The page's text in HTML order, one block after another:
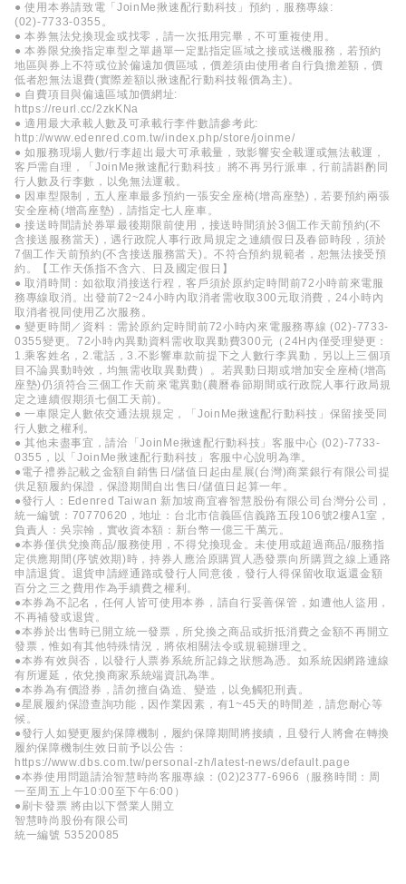
● 使用本券請致電「JoinMe揪速配行動科技」預約，服務專線:
(02)-7733-0355。
● 本券無法兌換現金或找零，請一次抵用完畢，不可重複使用。
● 本券限兌換指定車型之單趟單一定點指定區域之接或送機服務，若預約
地區與券上不符或位於偏遠加價區域，價差須由使用者自行負擔差額，價
低者恕無法退費(實際差額以揪速配行動科技報價為主)。
● 自費項目與偏遠區域加價網址:
https://reurl.cc/2zkKNa
● 適用最大承載人數及可承載行李件數請參考此:
http://www.edenred.com.tw/index.php/store/joinme/
● 如服務現場人數/行李超出最大可承載量，致影響安全載運或無法載運，
客戶需自理，「JoinMe揪速配行動科技」將不再另行派車，行前請斟酌同
行人數及行李數，以免無法運載。
● 因車型限制，五人座車最多預約一張安全座椅(增高座墊)，若要預約兩張
安全座椅(增高座墊)，請指定七人座車。
● 接送時間請於券單最後期限前使用，接送時間須於3個工作天前預約(不
含接送服務當天)，遇行政院人事行政局規定之連續假日及春節時段，須於
7個工作天前預約(不含接送服務當天)。不符合預約規範者，恕無法接受預
約。【工作天係指不含六、日及國定假日】
● 取消時間：如欲取消接送行程，客戶須於原約定時間前72小時前來電服
務專線取消。出發前72~24小時內取消者需收取300元取消費，24小時內
取消者視同使用乙次服務。
● 變更時間／資料：需於原約定時間前72小時內來電服務專線 (02)-7733-
0355變更。72小時內異動資料需收取異動費300元（24H內僅受理變更：
1.乘客姓名，2.電話，3.不影響車款前提下之人數行李異動，另以上三個項
目不論異動時效，均無需收取異動費）。若異動日期或增加安全座椅(增高
座墊)仍須符合三個工作天前來電異動(農曆春節期間或行政院人事行政局規
定之連續假期須七個工天前)。
● 一車限定人數依交通法規規定，「JoinMe揪速配行動科技」保留接受同
行人數之權利。
● 其他未盡事宜，請洽「JoinMe揪速配行動科技」客服中心 (02)-7733-
0355，以「JoinMe揪速配行動科技」客服中心說明為準。
●電子禮券記載之金額自銷售日/儲值日起由星展(台灣)商業銀行有限公司提
供足額履約保證，保證期間自出售日/儲值日起算一年。
●發行人：Edenred Taiwan 新加坡商宜睿智慧股份有限公司台灣分公司，
統一編號：70770620，地址：台北市信義區信義路五段106號2樓A1室，
負責人：吳宗翰，實收資本額：新台幣一億三千萬元。
●本券僅供兌換商品/服務使用，不得兌換現金。未使用或超過商品/服務指
定供應期間(序號效期)時，持券人應洽原購買人憑發票向所購買之線上通路
申請退貨。退貨申請經通路或發行人同意後，發行人得保留收取返還金額
百分之三之費用作為手續費之權利。
●本券為不記名，任何人皆可使用本券，請自行妥善保管，如遭他人盜用，
不再補發或退貨。
●本券於出售時已開立統一發票，所兌換之商品或折抵消費之金額不再開立
發票，惟如有其他特殊情況，將依相關法令或規範辦理之。
●本券有效與否，以發行人票券系統所記錄之狀態為憑。如系統因網路連線
有所遲延，依兌換商家系統端資訊為準。
●本券為有價證券，請勿擅自偽造、變造，以免觸犯刑責。
●星展履約保證查詢功能，因作業因素，有1~45天的時間差，請您耐心等
候。
●發行人如變更履約保障機制，履約保障期間將接續，且發行人將會在轉換
履約保障機制生效日前予以公告：
https://www.dbs.com.tw/personal-zh/latest-news/default.page
●本券使用問題請洽智慧時尚客服專線：(02)2377-6966（服務時間：周
一至周五上午10:00至下午6:00）
●刷卡發票 將由以下營業人開立
智慧時尚股份有限公司
統一編號 53520085